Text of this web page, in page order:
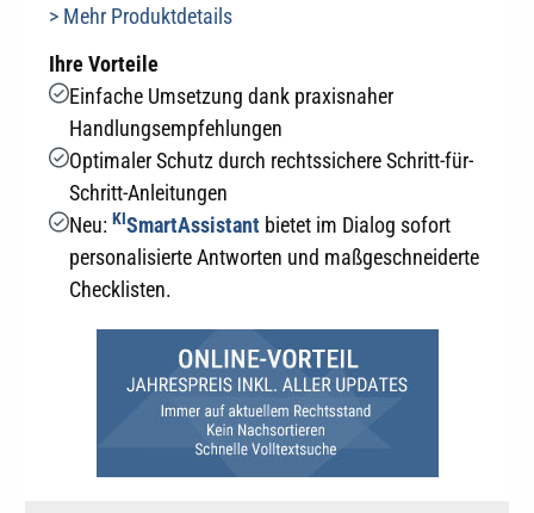
> Mehr Produktdetails
Ihre Vorteile
Einfache Umsetzung dank praxisnaher
Handlungsempfehlungen
Optimaler Schutz durch rechtssichere Schritt-für-
Schritt-Anleitungen
Neu: KISmartAssistantbietet im Dialog sofort
personalisierte Antworten und maßgeschneiderte
Checklisten.